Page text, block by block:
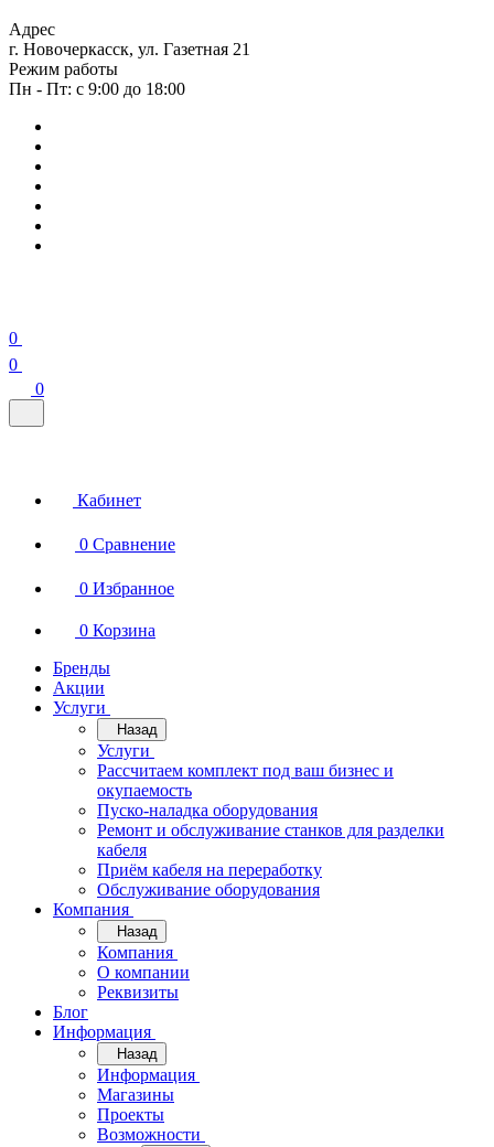
Адрес
г. Новочеркасск, ул. Газетная 21
Режим работы
Пн - Пт: с 9:00 до 18:00
0
0
0
Кабинет
0 Сравнение
0 Избранное
0 Корзина
Бренды
Акции
Услуги
Назад
Услуги
Рассчитаем комплект под ваш бизнес и
окупаемость
Пуско-наладка оборудования
Ремонт и обслуживание станков для разделки
кабеля
Приём кабеля на переработку
Обслуживание оборудования
Компания
Назад
Компания
О компании
Реквизиты
Блог
Информация
Назад
Информация
Магазины
Проекты
Возможности